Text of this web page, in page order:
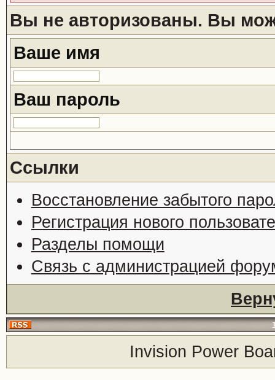
Вы не авторизованы. Вы
Ваше имя
Ваш пароль
Ссылки
Восстановление забытого
Регистрация нового
Разделы помощи
Связь с администрацией
Invision Power